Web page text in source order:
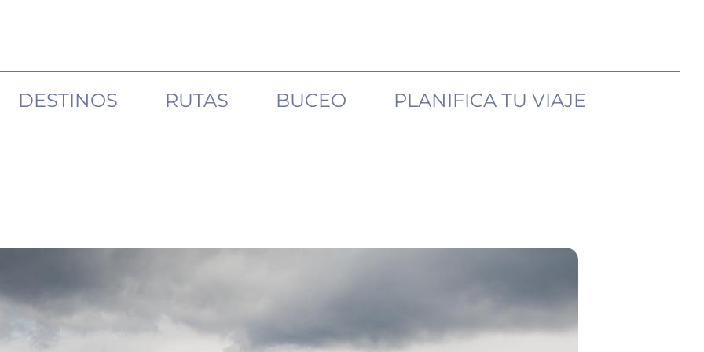
DESTINOS RUTAS BUCEO PLANIFICA TU VIAJE